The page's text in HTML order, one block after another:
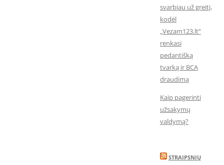
svarbiau už greitį,
kodėl
„Vezam123.lt“
renkasi
pedantišką
tvarką ir BCA
draudimą
Kaip pagerinti
užsakymų
valdymą?
STRAIPSNIŲ